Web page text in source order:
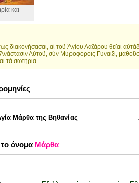
και
διακονήσασαι, αἱ τοῦ Ἁγίου Λαζάρου θεῖαι
Αὐτοῦ, σὺν Μυροφόροις Γυναιξί,
τὰ σωτήρια.
Μάρθα της Βηθανίας
όνομα Μάρθα